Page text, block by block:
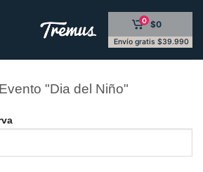
0 $0
Envío gratis $39.990
"Dia del Niño"